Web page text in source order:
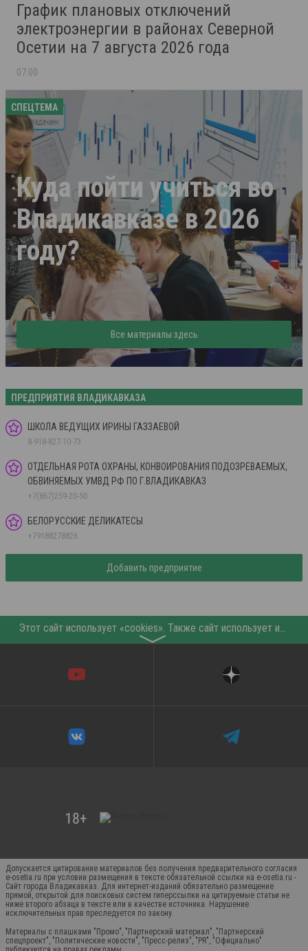
График плановых отключений
электроэнергии в районах Северной
Осетии на 7 августа 2026 года
07:00
СПЕЦТЕМА
Куда пойти учиться во
Владикавказе в 2026
году?
Все материалы здесь
ПРЕДПРИЯТИЯ ВЛАДИКАВКАЗА
ШКОЛА ВЕДУЩИХ ИРИНЫ ГАЗЗАЕВОЙ
8-918-827-10-73
ОТДЕЛЬНАЯ РОТА ОХРАНЫ, КОНВОИРОВАНИЯ ПОДОЗРЕВАЕМЫХ,
ОБВИНЯЕМЫХ УМВД РФ ПО Г.ВЛАДИКАВКАЗ
+7(867)259-20-50
БЕЛОРУССКИЕ ДЕЛИКАТЕСЫ
+79188278826
Добавить предприятие
Этот сайт использует «cookies». Также сайт использует интернет-сервис для сбора технических данных касательно посетителей с целью получения маркетинговой и статистической информации. Условия обработки данных посетителей сайта см.
〉
Допускается цитирование материалов без получения предварительного согласия
e-osetia.ru при условии размещения в тексте обязательной ссылки на e-osetia.ru -
Сайт города Владикавказ. Для интернет-изданий обязательно размещение
прямой, открытой для поисковых систем гиперссылки на цитируемые статьи не
ниже второго абзаца в тексте или в качестве источника. Нарушение
исключительных прав преследуется по закону.
Материалы с плашками "Промо", "Партнерский материал", "Партнерский
спецпроект", "Политические новости", "Пресс-релиз", "PR", "Официально"